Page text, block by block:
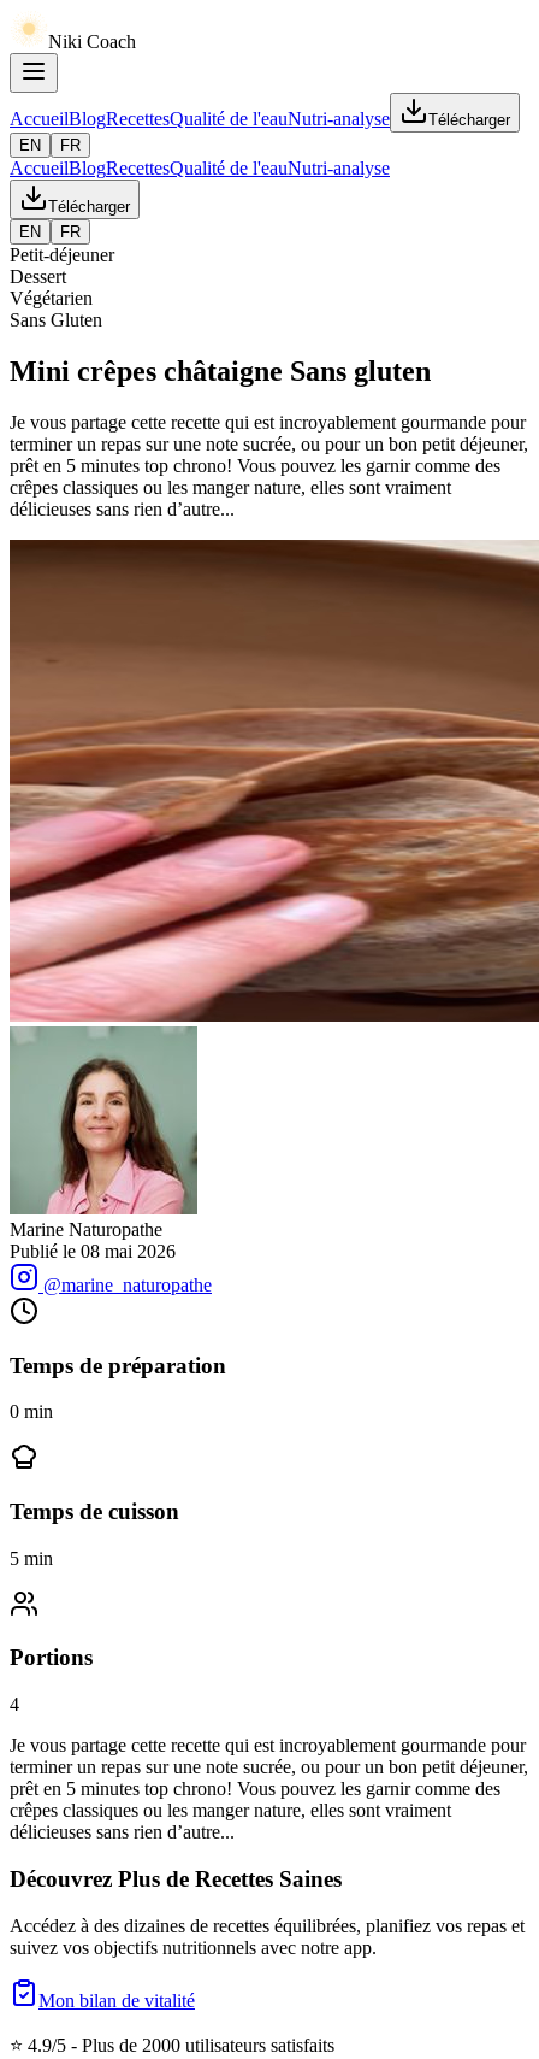
Niki Coach
AccueilBlogRecettesQualité de l'eauNutri-analyse
Télécharger
EN
FR
AccueilBlogRecettesQualité de l'eauNutri-analyse
Télécharger
EN
FR
Petit-déjeuner
Dessert
Végétarien
Sans Gluten
Mini crêpes châtaigne Sans gluten
Je vous partage cette recette qui est incroyablement gourmande pour
terminer un repas sur une note sucrée, ou pour un bon petit déjeuner,
prêt en 5 minutes top chrono! Vous pouvez les garnir comme des
crêpes classiques ou les manger nature, elles sont vraiment
délicieuses sans rien d’autre...
Marine Naturopathe
Publié le 08 mai 2026
@marine_naturopathe
Temps de préparation
0 min
Temps de cuisson
5 min
Portions
4
Je vous partage cette recette qui est incroyablement gourmande pour
terminer un repas sur une note sucrée, ou pour un bon petit déjeuner,
prêt en 5 minutes top chrono! Vous pouvez les garnir comme des
crêpes classiques ou les manger nature, elles sont vraiment
délicieuses sans rien d’autre...
Découvrez Plus de Recettes Saines
Accédez à des dizaines de recettes équilibrées, planifiez vos repas et
suivez vos objectifs nutritionnels avec notre app.
Mon bilan de vitalité
⭐ 4.9/5 - Plus de 2000 utilisateurs satisfaits